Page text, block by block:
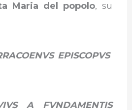
Maria del popolo, su
EPISCOPVS
A FVNDAMENTIS